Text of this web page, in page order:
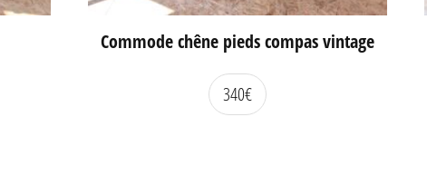
Commode chêne pieds compas vintage
340€